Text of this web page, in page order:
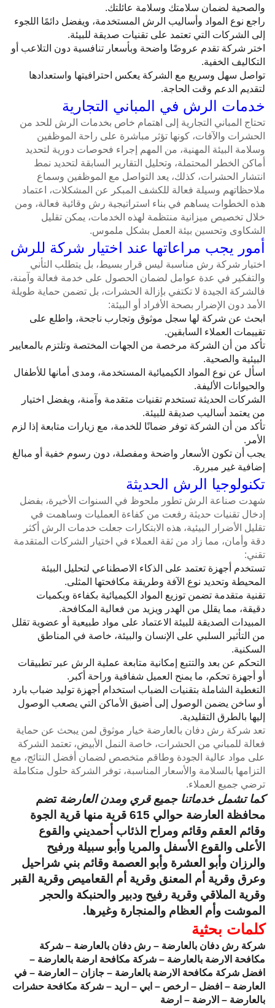
والصحية لضمان سلامتك وسلامة عائلتك.
راجع نوع المواد وأساليب الرش المستخدمة، ويفضل دائمًا اللجوء
إلى الشركات التي تعتمد على تقنيات صديقة للبيئة.
اختر شركة تقدم عروضًا واضحة وبأسعار تنافسية دون التلاعب أو
التكاليف الخفية.
تواصل سهل وسريع مع الشركة يعكس احترافيتها واستعدادها
لتقديم الدعم وقت الحاجة.
خدمات الرش في المباني التجارية
تحتاج المباني التجارية إلى اهتمام خاص بخدمات الرش للحد من
الحشرات والآفات، كونها تؤثر مباشرة على راحة الموظفين
وسلامة البيئة المهنية، من المهم إجراء فحوصات دورية لتحديد
أماكن الخطر المحتملة، وتحليل التقارير السابقة لتحديد نمط
انتشار الحشرات، كذلك، يعد التواصل مع الموظفين وسماع
ملاحظاتهم وسيلة فعالة للكشف المبكر عن المشكلات، اعتماد
هذه الخطوات يساهم في بناء استراتيجية رش وقائية فعالة، ومن
خلال تخصيص ميزانية منتظمة لهذه الخدمات، يمكن تقليل
الشكاوى وتحسين بيئة العمل بشكل ملموس.
أمور يجب مراعاتها عند اختيار شركة للرش
اختيار شركة رش مناسبة ليس قرار بسيط، بل يتطلب التأني
والتفكير في عدة عوامل لضمان الحصول على خدمة فعالة وآمنة،
فالشركة الجيدة لا تكتفي بإزالة الحشرات، بل تضمن حماية طويلة
الأمد دون الإضرار بصحة الأفراد أو البيئة:
ابحث عن شركة لها سجل موثوق وتجارب ناجحة، واطلع على
تقييمات العملاء السابقين.
تأكد من أن الشركة مرخصة من الجهات المختصة وتلتزم بالمعايير
البيئية والصحية.
اسأل عن نوع المواد الكيميائية المستخدمة، ومدى أمانها للأطفال
والحيوانات الأليفة.
الشركات الحديثة تستخدم تقنيات متقدمة وآمنة، ويفضل اختيار
من يعتمد أساليب صديقة للبيئة.
تأكد من أن الشركة توفر ضمانًا للخدمة، مع زيارات متابعة إذا لزم
الأمر.
يجب أن تكون الأسعار واضحة ومفصلة، دون رسوم خفية أو مبالغ
إضافية غير مبررة.
تكنولوجيا الرش الحديثة
شهدت صناعة الرش تطور ملحوظ في السنوات الأخيرة، بفضل
إدخال تقنيات حديثة رفعت من كفاءة العمليات وساهمت في
تقليل الأضرار البيئية، هذه الابتكارات جعلت خدمات الرش أكثر
دقة وأمان، مما زاد من ثقة العملاء في اختيار الشركات المتقدمة
تقني:
تستخدم أجهزة تعتمد على الذكاء الاصطناعي لتحليل البيئة
المحيطة وتحديد نوع الآفة وطريقة مكافحتها المثلى.
تقنية متقدمة تضمن توزيع المواد الكيميائية بكفاءة وبكميات
دقيقة، مما يقلل من الهدر ويزيد من فعالية المكافحة.
المبيدات الصديقة للبيئة الاعتماد على مواد طبيعية أو عضوية تقلل
من التأثير السلبي على الإنسان والبيئة، خاصة في المناطق
السكنية.
التحكم عن بعد والتتبع إمكانية متابعة عملية الرش عبر تطبيقات
أو أجهزة تحكم، ما يمنح العميل شفافية وراحة أكبر.
التغطية الشاملة بتقنيات الضباب استخدام أجهزة توليد ضباب بارد
أو ساخن يضمن الوصول إلى أضيق الأماكن التي يصعب الوصول
إليها بالطرق التقليدية.
تعد شركة رش دفان بالعارضة خيار موثوق لمن يبحث عن حماية
فعالة للمباني من الحشرات، خاصة النمل الأبيض، تعتمد الشركة
على مواد عالية الجودة وطاقم متخصص لضمان أفضل النتائج، مع
التزامها بالسلامة والأسعار المناسبة، توفر الشركة حلول متكاملة
ترضي جميع العملاء.
كما تشمل خدماتنا جميع قري ومدن العارضةتضم
محافظة العارضة حوالي 615 قرية منها قرية الجوة
وقائم العقم وقائم ومراح الذئاب أحمديني والقوع
الأعلى والقوع الأسفل والمريا وأبو سبيلة ورفيح
والرزان وأبو العشرة وأبو العصمة وقائم بني شراحيل
وعرق وقرية أم المعنق وقرية أم القعاميص وقرية القبر
وقرية الملاقي وقرية رفيح ودبير والحنبكة والحجر
الموشت وأم العظام والمنجارة وغيرها.
كلمات بحثية
شركة رش دفان بالعارضة – رش دفان بالعارضة – شركة
مكافحة الارضة بالعارضة – شركة مكافحة ارضة بالعارضة –
افضل شركة مكافحة الارضة بالعارضة – جازان – العارضة – في
العارضة – افضل – ارخص – ابي – اريد – شركة مكافحة حشرات
بالعارضة – الارضة – ارضة